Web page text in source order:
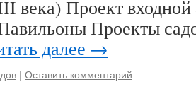
века) Проект
Проекты
далее →
| Оставить комментарий